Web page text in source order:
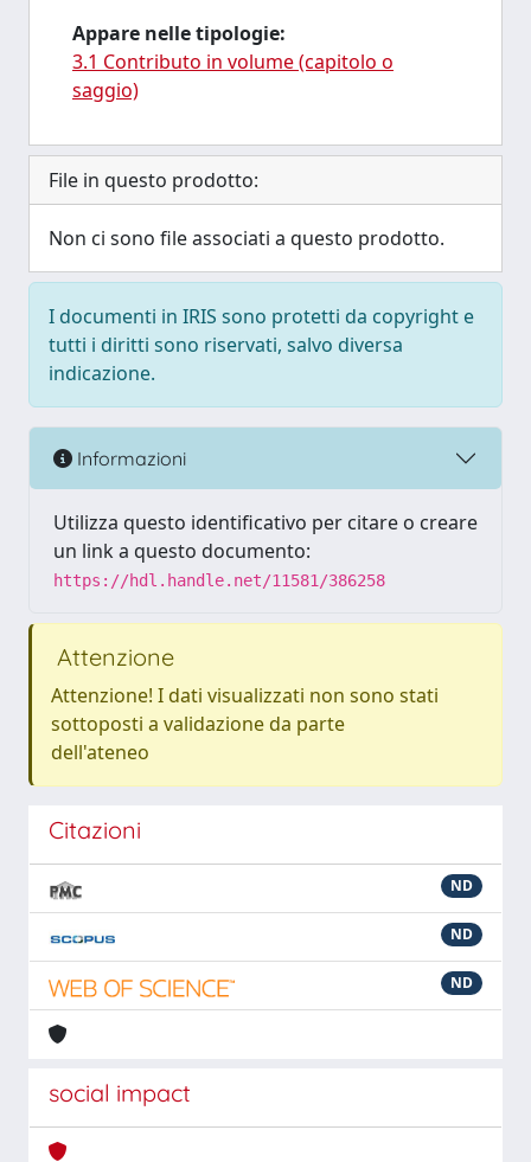
Appare nelle tipologie:
3.1 Contributo in volume (capitolo o
saggio)
File in questo prodotto:
Non ci sono file associati a questo prodotto.
I documenti in IRIS sono protetti da copyright e
tutti i diritti sono riservati, salvo diversa
indicazione.
Informazioni
Utilizza questo identificativo per citare o creare
un link a questo documento:
https://hdl.handle.net/11581/386258
Attenzione
Attenzione! I dati visualizzati non sono stati
sottoposti a validazione da parte
dell'ateneo
Citazioni
ND
ND
ND
social impact